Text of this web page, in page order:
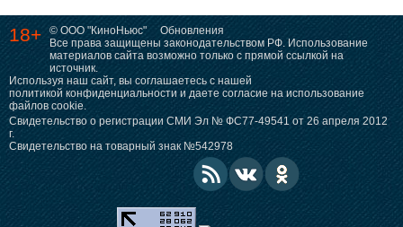
18+ © ООО "КиноНьюс"
Обновления
Все права защищены законодательством РФ. Использование
материалов сайта возможно только с прямой ссылкой на
источник.
Используя наш сайт, вы соглашаетесь с нашей
политикой конфиденциальностии даете согласие на использование
файлов cookie.
Свидетельство о регистрации СМИ Эл № ФС77-49541 от 26 апреля 2012
г.
Свидетельство на товарный знак №542978